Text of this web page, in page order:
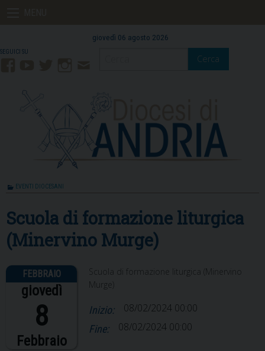
giovedì 06 agosto 2026
Mail
Cerca
EVENTI DIOCESANI
Scuola di formazione liturgica
(Minervino Murge)
giovedì
8
Febbraio
Scuola di formazione liturgica (Minervino
Murge)
Inizio: 08/02/2024 00:00
Fine: 08/02/2024 00:00